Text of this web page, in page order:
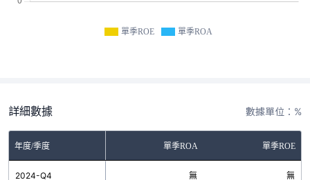
單季ROE 單季ROA
詳細數據 數據單位：%
年度/季度 單季ROA 單季ROE
2024-Q4 無 無